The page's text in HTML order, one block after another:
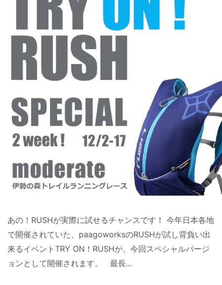
あの！RUSHが実際に試せるチャンスです！ 今年日本各地
で開催されていた、paagoworksのRUSHが試し背負い出
来るイベントTRY ON！RUSHが、今回スペシャルバージ
ョンとして開催されます。 最長...